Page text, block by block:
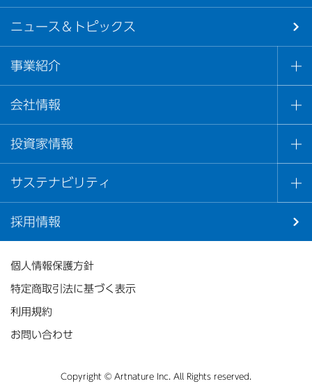
ニュース＆トピックス
事業紹介
会社情報
投資家情報
サステナビリティ
採用情報
個人情報保護方針
特定商取引法に基づく表示
利用規約
お問い合わせ
Copyright © Artnature Inc. All Rights reserved.